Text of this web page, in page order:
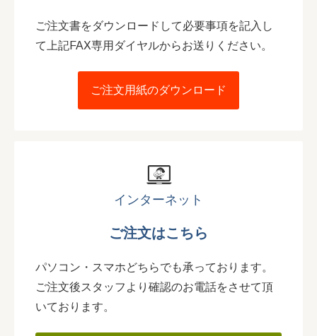
ご注文書をダウンロードして必要事項を記入し
て上記FAX専用ダイヤルからお送りください。
ご注文用紙のダウンロード
インターネット
ご注文はこちら
パソコン・スマホどちらでも承っております。
ご注文後スタッフより確認のお電話をさせて頂
いております。